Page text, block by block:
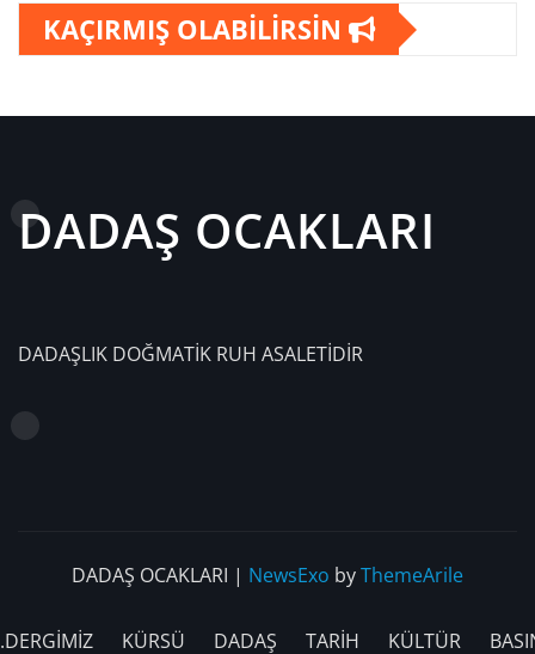
KAÇIRMIŞ OLABİLİRSİN
DADAŞ OCAKLARI
DADAŞLIK DOĞMATİK RUH ASALETİDİR
DADAŞ OCAKLARI | NewsExo byThemeArile
KÜRSÜ DADAŞ TARİH KÜLTÜR